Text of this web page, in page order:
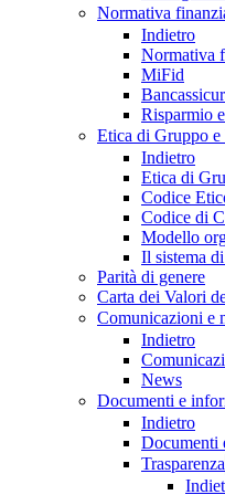
Normativa
Indietro
Normativa
MiFid
Risparmio
Etica di Gruppo
Indietro
Etica di
Codice
Codice di
Modello
Il sistema
Parità di genere
Carta dei Valori
Comunicazioni e
Indietro
News
Documenti e
Indietro
Documenti
Trasparenza